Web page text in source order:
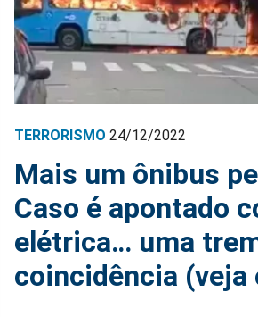
TERRORISMO 24/12/2022
Mais um ônibus
Caso é apontado
elétrica… uma
coincidência (veja